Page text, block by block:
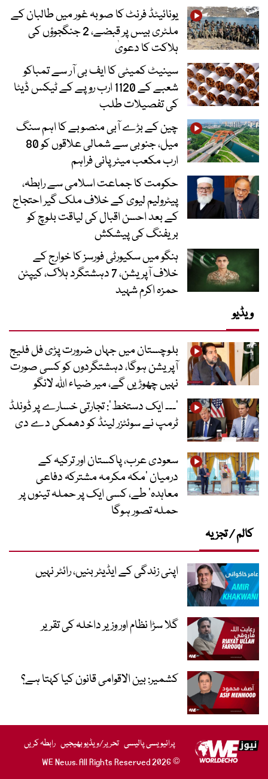
یونائیٹڈ فرنٹ کا صوبہ غور میں طالبان کے
ملٹری بیس پر قبضے، 2 جنگجوؤں کی
ہلاکت کا دعویٰ
سینیٹ کمیٹی کا ایف بی آر سے تمباکو
شعبے کے 1120 ارب روپے کے ٹیکس ڈیٹا
کی تفصیلات طلب
چین کے بڑے آبی منصوبے کا اہم سنگ
میل، جنوبی سے شمالی علاقوں کو 80
ارب مکعب میٹر پانی فراہم
حکومت کا جماعت اسلامی سے رابطہ،
پیٹرولیم لیوی کے خلاف ملک گیر احتجاج
کے بعد احسن اقبال کی لیاقت بلوچ کو
بریفنگ کی پیشکش
ہنگو میں سکیورٹی فورسز کا خوارج کے
خلاف آپریشن، 7 دہشتگرد ہلاک، کیپٹن
حمزہ اکرم شہید
ویڈیو
بلوچستان میں جہاں ضرورت پڑی فل فلیج
آپریشن ہوگا، دہشتگردوں کو کسی صورت
نہیں چھوڑیں گے، میر ضیاء اللہ لانگو
’۔۔۔ ایک دستخط‘: تجارتی خسارے پر ڈونلڈ
ٹرمپ نے سوئٹزر لینڈ کو دھمکی دے دی
سعودی عرب، پاکستان اور ترکیہ کے
درمیان ’مکہ مکرمہ مشترکہ دفاعی
معاہدہ‘ طے، کسی ایک پر حملہ تینوں پر
حملہ تصور ہوگا
کالم / تجزیہ
اپنی زندگی کے ایڈیٹر بنیں، رائٹر نہیں
گلا سڑا نظام اور وزیر داخلہ کی تقریر
کشمیر: بین الاقوامی قانون کیا کہتا ہے؟
پرائیویسی پالیسی تحریر/ویڈیو بھیجیں رابطہ کریں
© 2026 WE News. All Rights Reserved